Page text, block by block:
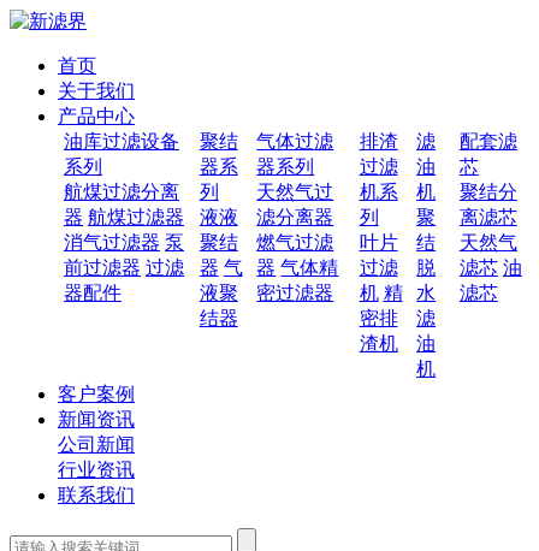
首页
关于我们
产品中心
油库过滤设备
系列
航煤过滤分离
器 航煤过滤器
消气过滤器 泵
前过滤器 过滤
器配件
聚结
器系
列
液液
聚结
器 气
液聚
结器
气体过滤
器系列
天然气过
滤分离器
燃气过滤
器 气体精
密过滤器
排渣
过滤
机系
列
叶片
过滤
机 精
密排
渣机
滤
油
机
聚
结
脱
水
滤
油
机
配套滤
芯
聚结分
离滤芯
天然气
滤芯 油
滤芯
客户案例
新闻资讯
公司新闻
行业资讯
联系我们